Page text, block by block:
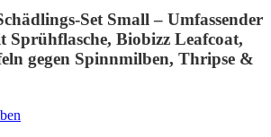
Set Small – Umfassender
Sprühflasche, Biobizz Leafcoat,
gegen Spinnmilben, Thripse &